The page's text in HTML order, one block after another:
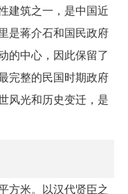
建筑之一，是中国近
是蒋介石和国民政府
的中心，因此保留了
完整的民国时期政府
风光和历史变迁，是
方米。以汉代贤臣之